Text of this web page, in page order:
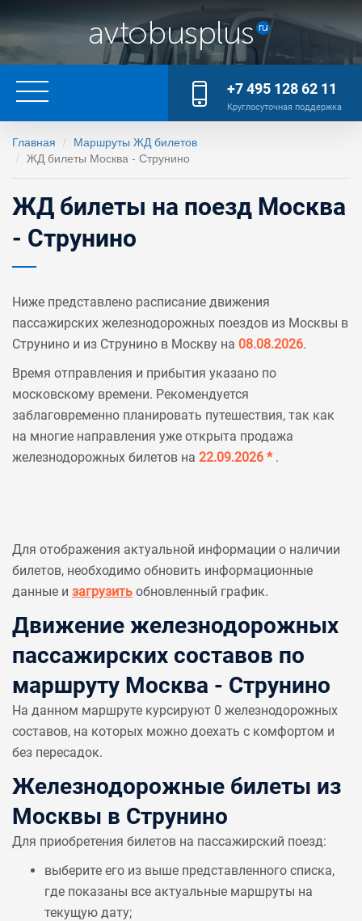
+7 495 128 62 11
Круглосуточная поддержка
Главная
Маршруты ЖД билетов
ЖД билеты Москва - Струнино
ЖД билеты на поезд Москва
- Струнино
Ниже представлено расписание движения
пассажирских железнодорожных поездов из Москвы в
Струнино и из Струнино в Москву на 08.08.2026.
Время отправления и прибытия указано по
московскому времени. Рекомендуется
заблаговременно планировать путешествия, так как
на многие направления уже открыта продажа
железнодорожных билетов на 22.09.2026 * .
Для отображения актуальной информации о наличии
билетов, необходимо обновить информационные
данные и загрузить обновленный график.
Движение железнодорожных
пассажирских составов по
маршруту Москва - Струнино
На данном маршруте курсируют 0 железнодорожных
составов, на которых можно доехать с комфортом и
без пересадок.
Железнодорожные билеты из
Москвы в Струнино
Для приобретения билетов на пассажирский поезд:
выберите его из выше представленного списка,
где показаны все актуальные маршруты на
текущую дату;